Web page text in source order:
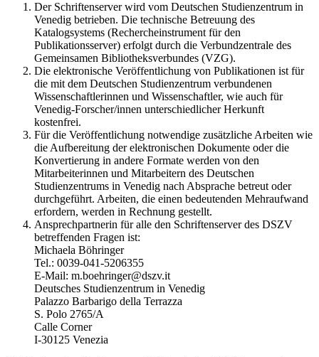
Der Schriftenserver wird vom Deutschen Studienzentrum in
Venedig betrieben. Die technische Betreuung des
Katalogsystems (Rechercheinstrument für den
Publikationsserver) erfolgt durch die Verbundzentrale des
Gemeinsamen Bibliotheksverbundes (VZG).
Die elektronische Veröffentlichung von Publikationen ist für
die mit dem Deutschen Studienzentrum verbundenen
Wissenschaftlerinnen und Wissenschaftler, wie auch für
Venedig-Forscher/innen unterschiedlicher Herkunft
kostenfrei.
Für die Veröffentlichung notwendige zusätzliche Arbeiten wie
die Aufbereitung der elektronischen Dokumente oder die
Konvertierung in andere Formate werden von den
Mitarbeiterinnen und Mitarbeitern des Deutschen
Studienzentrums in Venedig nach Absprache betreut oder
durchgeführt. Arbeiten, die einen bedeutenden Mehraufwand
erfordern, werden in Rechnung gestellt.
Ansprechpartnerin für alle den Schriftenserver des DSZV
betreffenden Fragen ist:
Michaela Böhringer
Tel.: 0039-041-5206355
E-Mail: m.boehringer@dszv.it
Deutsches Studienzentrum in Venedig
Palazzo Barbarigo della Terrazza
S. Polo 2765/A
Calle Corner
I-30125 Venezia